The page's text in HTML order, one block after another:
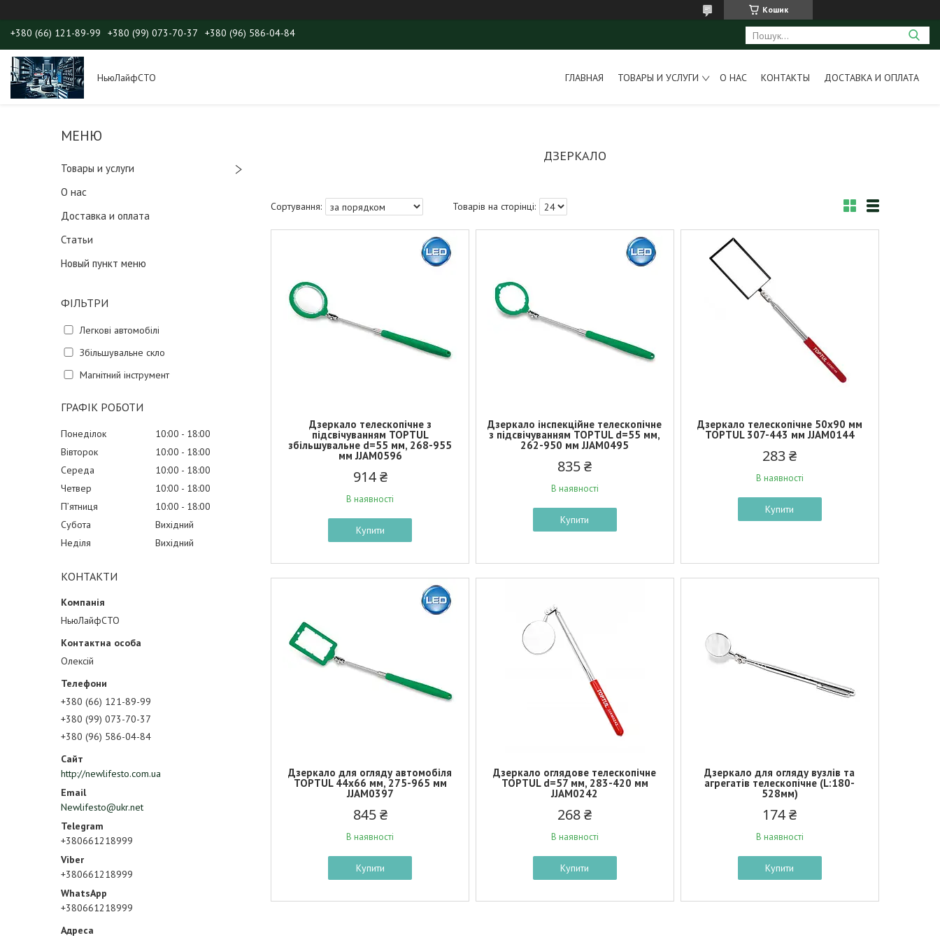
Кошик
+380 (66) 121-89-99 +380 (99) 073-70-37 +380 (96) 586-04-84
НьюЛайфСТО ГЛАВНАЯ ТОВАРЫ И УСЛУГИ О НАС КОНТАКТЫ ДОСТАВКА И ОПЛАТА
Товары и услуги
О нас
Доставка и оплата
Статьи
Новый пункт меню
ФІЛЬТРИ
Легкові автомобілі
Збільшувальне скло
Магнітний інструмент
ГРАФІК РОБОТИ
Понеділок 10:00
18:00
Вівторок
10:00
18:00
Середа
10:00
18:00
Четвер
10:00
18:00
Пʼятниця
10:00
18:00
Субота
Вихідний
Неділя
Вихідний
КОНТАКТИ
НьюЛайфСТО
Олексій
+380 (66) 121-89-99
+380 (99) 073-70-37
+380 (96) 586-04-84
http://newlifesto.com.ua
Newlifesto@ukr.net
+380661218999
+380661218999
+380661218999
ДЗЕРКАЛО
Дзеркало телескопічне з
підсвічуванням TOPTUL
збільшувальне d=55 мм, 268-955
мм JJAM0596
914 ₴
В наявності
Купити
Дзеркало інспекційне телескопічне
з підсвічуванням TOPTUL d=55 мм,
262-950 мм JJAM0495
835 ₴
В наявності
Купити
Дзеркало телескопічне 50х90 мм
TOPTUL 307-443 мм JJAM0144
283 ₴
В наявності
Купити
Дзеркало для огляду автомобіля
TOPTUL 44х66 мм, 275-965 мм
JJAM0397
845 ₴
В наявності
Купити
Дзеркало оглядове телескопічне
TOPTUL d=57 мм, 283-420 мм
JJAM0242
268 ₴
В наявності
Купити
Дзеркало для огляду вузлів та
агрегатів телескопічне (L:180-
528мм)
174 ₴
В наявності
Купити